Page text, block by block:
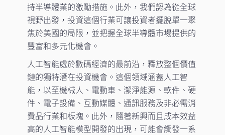
持半導體業的激勵措施。此外，我們認為從全球
視野出發，投資這個行業可讓投資者擺脫單一聚
焦於美國的局限，並把握全球半導體市場提供的
豐富和多元化機會。
人工智能處於數碼經濟的最前沿，釋放整個價值
鏈的獨特潛在投資機會。這個領域涵蓋人工智
能，以至機械人、電動車、潔淨能源、軟件、硬
件、電子設備、互動媒體、通訊服務及非必需消
費品行業和板塊。此外，隨著新興而且成本效益
高的人工智能模型開發的出現，可能會觸發一系